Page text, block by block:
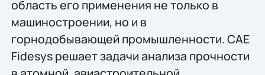
область его применения не только в
машиностроении, но и в
горнодобывающей промышленности. CAE
Fidesys решает задачи анализа прочности